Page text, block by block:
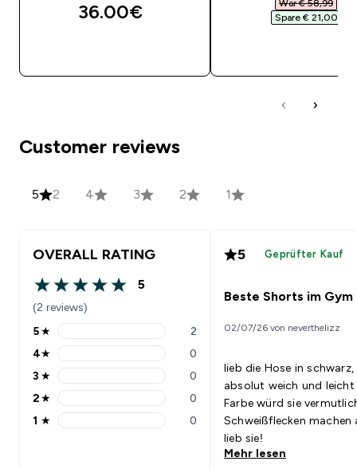
36.00€‎
War € 58,99‎
Spare € 21,00‎
Customer reviews
5 2 4 3 2 1
OVERALL RATING
5 out of 5 stars
5
(2 reviews)
5 stars rating 2 reviews
5★ 2
4 stars rating 0 reviews
4★ 0
3 stars rating 0 reviews
3 ★ 0
2 stars rating 0 reviews
2★ 0
1 stars rating 0 reviews
1 ★ 0
5 Geprüfter Kauf
Beste Shorts im Gym
02/07/26 von neverthelizz
lieb die Hose in schwarz,
absolut weich und
Farbe würd sie
Schweißflecken machen
lieb sie!
Mehr lesen